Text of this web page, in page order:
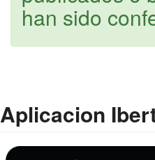
han sido
Aplicacion